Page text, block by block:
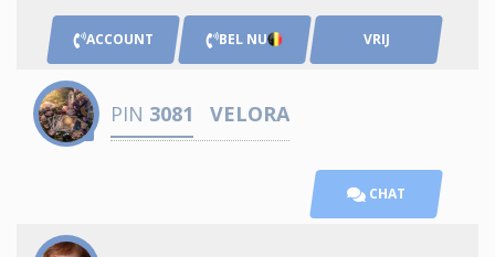
ACCOUNT BEL NU VRIJ
PIN 3081 VELORA
CHAT